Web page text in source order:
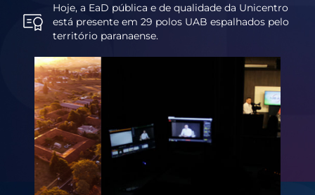
Hoje, a EaD pública e de qualidade da Unicentro
está presente em 29 polos UAB espalhados pelo
território paranaense.